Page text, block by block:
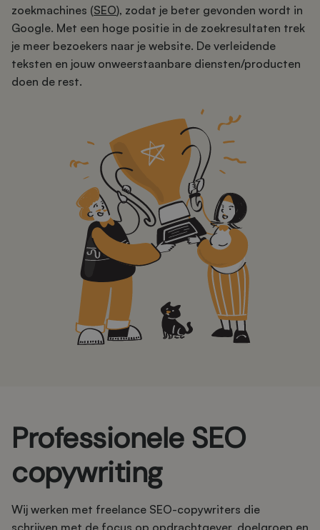
zoekmachines (SEO), zodat je beter gevonden wordt in
Google. Met een hoge positie in de zoekresultaten trek
je meer bezoekers naar je website. De verleidende
teksten en jouw onweerstaanbare diensten/producten
doen de rest.
Professionele SEO
copywriting
Wij werken met freelance SEO-copywriters die
schrijven met de focus op opdrachtgever, doelgroep en